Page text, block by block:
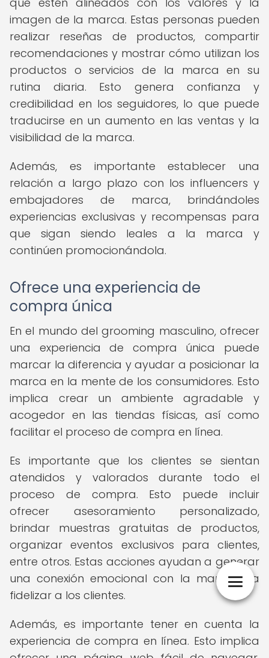
imagen de la marca. Estas personas pueden
realizar reseñas de productos, compartir
recomendaciones y mostrar cómo utilizan los
productos o servicios de la marca en su
rutina diaria. Esto genera confianza y
credibilidad en los seguidores, lo que puede
traducirse en un aumento en las ventas y la
visibilidad de la marca.
Además, es importante establecer una
relación a largo plazo con los influencers y
embajadores de marca, brindándoles
experiencias exclusivas y recompensas para
que sigan siendo leales a la marca y
continúen promocionándola.
Ofrece una experiencia de
compra única
En el mundo del grooming masculino, ofrecer
una experiencia de compra única puede
marcar la diferencia y ayudar a posicionar la
marca en la mente de los consumidores. Esto
implica crear un ambiente agradable y
acogedor en las tiendas físicas, así como
facilitar el proceso de compra en línea.
Es importante que los clientes se sientan
atendidos y valorados durante todo el
proceso de compra. Esto puede incluir
ofrecer asesoramiento personalizado,
brindar muestras gratuitas de productos,
organizar eventos exclusivos para clientes,
entre otros. Estas acciones ayudan a generar
una conexión emocional con la marca y a
fidelizar a los clientes.
Además, es importante tener en cuenta la
experiencia de compra en línea. Esto implica